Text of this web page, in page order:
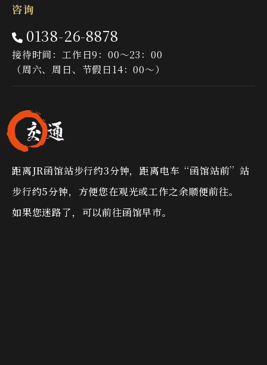
咨询
0138-26-8878
接待时间：工作日9：00〜23：00
（周六、周日、节假日14：00〜）
交通
距离JR函馆站步行约3分钟，距离电车“函馆站前”站
步行约5分钟， 方便您在观光或工作之余顺便前往。
如果您迷路了，可以前往函馆早市。